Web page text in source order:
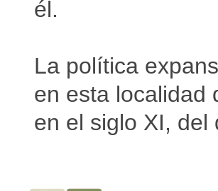
él.
La política
en esta localidad
en el siglo XI, del